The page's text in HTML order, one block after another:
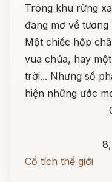
Trong khu rừng
đang mơ về tương
Một chiếc hộp
vua chúa, hay
trời... Nhưng số
hiện những ước
Cổ tích thế giới